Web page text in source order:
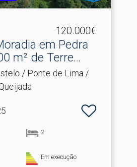
120.000€
em Pedra
m² de Terre...
/ Ponte de Lima /
2
Em execução